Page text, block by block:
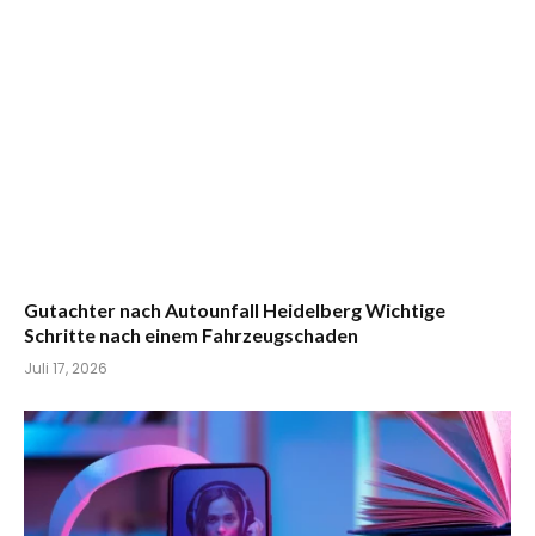
Gutachter nach Autounfall Heidelberg Wichtige
Schritte nach einem Fahrzeugschaden
Juli 17, 2026